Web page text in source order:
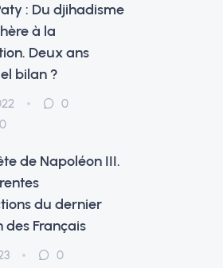
: Du djihadisme
à la
Deux ans
bilan ?
0
de Napoléon III.
du dernier
des Français
0